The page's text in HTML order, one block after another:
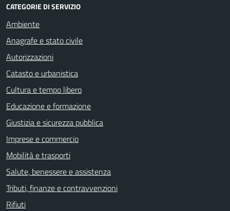
CATEGORIE DI SERVIZIO
Ambiente
Anagrafe e stato civile
Autorizzazioni
Catasto e urbanistica
Cultura e tempo libero
Educazione e formazione
Giustizia e sicurezza pubblica
Imprese e commercio
Mobilità e trasporti
Salute, benessere e assistenza
Tributi, finanze e contravvenzioni
Rifiuti